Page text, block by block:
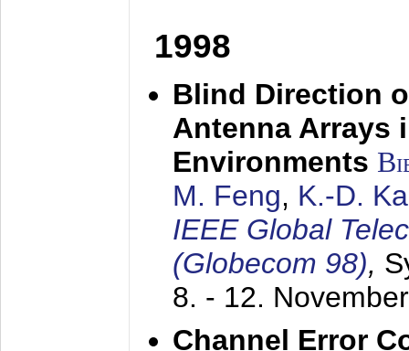
1998
Blind Direction
Antenna Arrays
Environments
M. Feng, K.-D.
IEEE Global
(Globecom 98),
8. - 12.
Channel Error